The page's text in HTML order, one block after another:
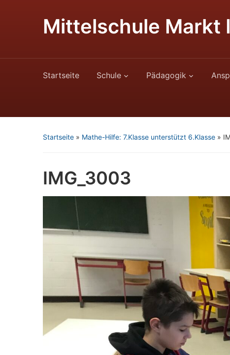
Mittelschule Markt
Startseite Schule Pädagogik
Startseite » Mathe-Hilfe: 7.Klasse unterstützt 6.Klasse »
IMG_3003